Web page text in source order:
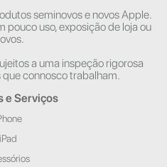
seminovos e novos Apple.
pouco uso, exposição de loja ou
a uma inspeção rigorosa
connosco trabalham.
e Serviços
iPad